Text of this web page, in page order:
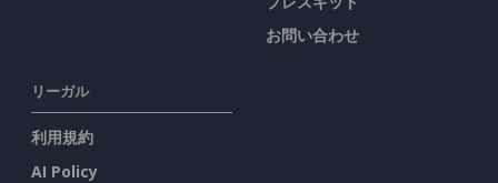
お問い合わせ
リーガル
利用規約
AI Policy